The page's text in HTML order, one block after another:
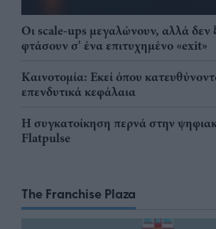
Οι scale-ups μεγαλώνουν, αλλά δεν
φτάσουν σ' ένα επιτυχημένο «exit»
Καινοτομία: Εκεί όπου
επενδυτικά κεφάλαια
Η συγκατοίκηση περνά στην
Flatpulse
The Franchise Plaza